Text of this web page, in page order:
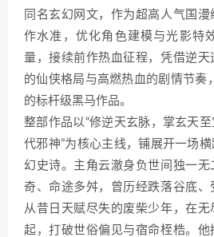
同名玄幻网文，作为超高人气国
作水准，优化角色建模与光影特
量，接续前作热血征程，凭借逆天
的仙侠格局与高燃热血的剧情节奏
的标杆级黑马作品。
整部作品以“修逆天玄脉，掌玄天
代邪神”为核心主线，铺展开一场
幻史诗。主角云澈身负世间独一
奇、命途多舛，曾历经跌落谷底、
从昔日天赋尽失的废柴少年，在
起，打破世俗偏见与宿命桎梏。